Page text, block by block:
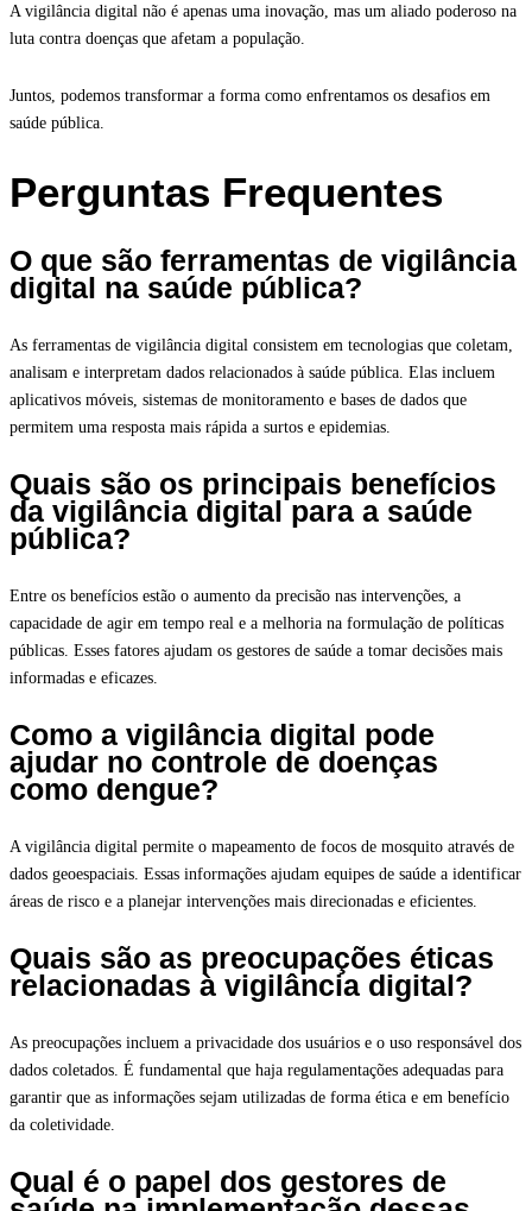
A vigilância digital não é apenas uma inovação, mas um aliado poderoso na
luta contra doenças que afetam a população.
Juntos, podemos transformar a forma como enfrentamos os desafios em
saúde pública.
Perguntas Frequentes
O que são ferramentas de vigilância
digital na saúde pública?
As ferramentas de vigilância digital consistem em tecnologias que coletam,
analisam e interpretam dados relacionados à saúde pública. Elas incluem
aplicativos móveis, sistemas de monitoramento e bases de dados que
permitem uma resposta mais rápida a surtos e epidemias.
Quais são os principais benefícios
da vigilância digital para a saúde
pública?
Entre os benefícios estão o aumento da precisão nas intervenções, a
capacidade de agir em tempo real e a melhoria na formulação de políticas
públicas. Esses fatores ajudam os gestores de saúde a tomar decisões mais
informadas e eficazes.
Como a vigilância digital pode
ajudar no controle de doenças
como dengue?
A vigilância digital permite o mapeamento de focos de mosquito através de
dados geoespaciais. Essas informações ajudam equipes de saúde a identificar
áreas de risco e a planejar intervenções mais direcionadas e eficientes.
Quais são as preocupações éticas
relacionadas à vigilância digital?
As preocupações incluem a privacidade dos usuários e o uso responsável dos
dados coletados. É fundamental que haja regulamentações adequadas para
garantir que as informações sejam utilizadas de forma ética e em benefício
da coletividade.
Qual é o papel dos gestores de